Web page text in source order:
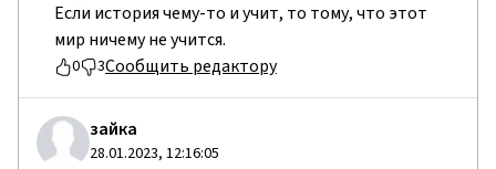
Если история чему-то и учит, то тому, что этот
мир ничему не учится.
0 3Сообщить редактору
зайка
28.01.2023, 12:16:05